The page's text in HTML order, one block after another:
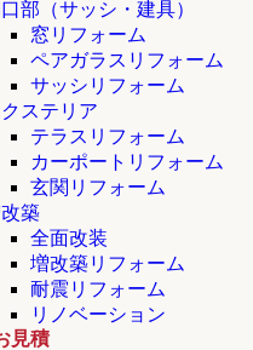
部（サッシ・建具）
窓リフォーム
ペアガラスリフォーム
サッシリフォーム
ステリア
テラスリフォーム
カーポートリフォーム
玄関リフォーム
築
全面改装
増改築リフォーム
耐震リフォーム
リノベーション
見積